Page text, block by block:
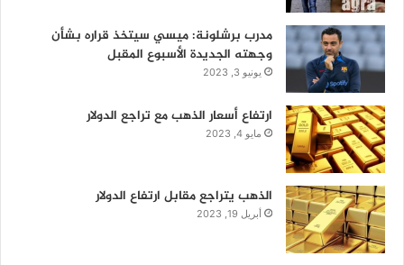
مدرب برشلونة: ميسي سيتخذ قراره بشأن
وجهته الجديدة الأسبوع المقبل
يونيو 3, 2023
ارتفاع أسعار الذهب مع تراجع الدولار
مايو 4, 2023
الذهب يتراجع مقابل ارتفاع الدولار
أبريل 19, 2023